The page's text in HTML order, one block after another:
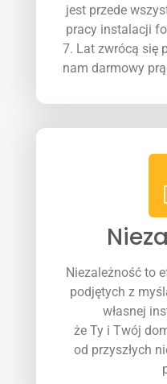
jest przede
pracy instalacji
7. Lat zwrócą się
nam darmowy
Niezależność to
podjętych z
własnej
że Ty i Twój
od przyszłych